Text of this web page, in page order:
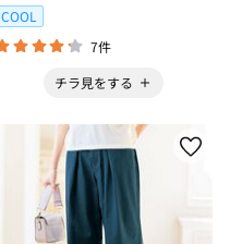
COOL
7件
チラ見をする